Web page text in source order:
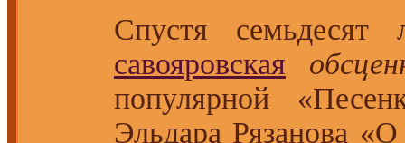
Спустя
савояровская
популярной
Эльдара Рязанова